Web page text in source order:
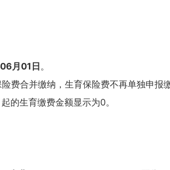
月01日 。
费合并缴纳，生育保险费不再单独申报
的生育缴费金额显示为0。